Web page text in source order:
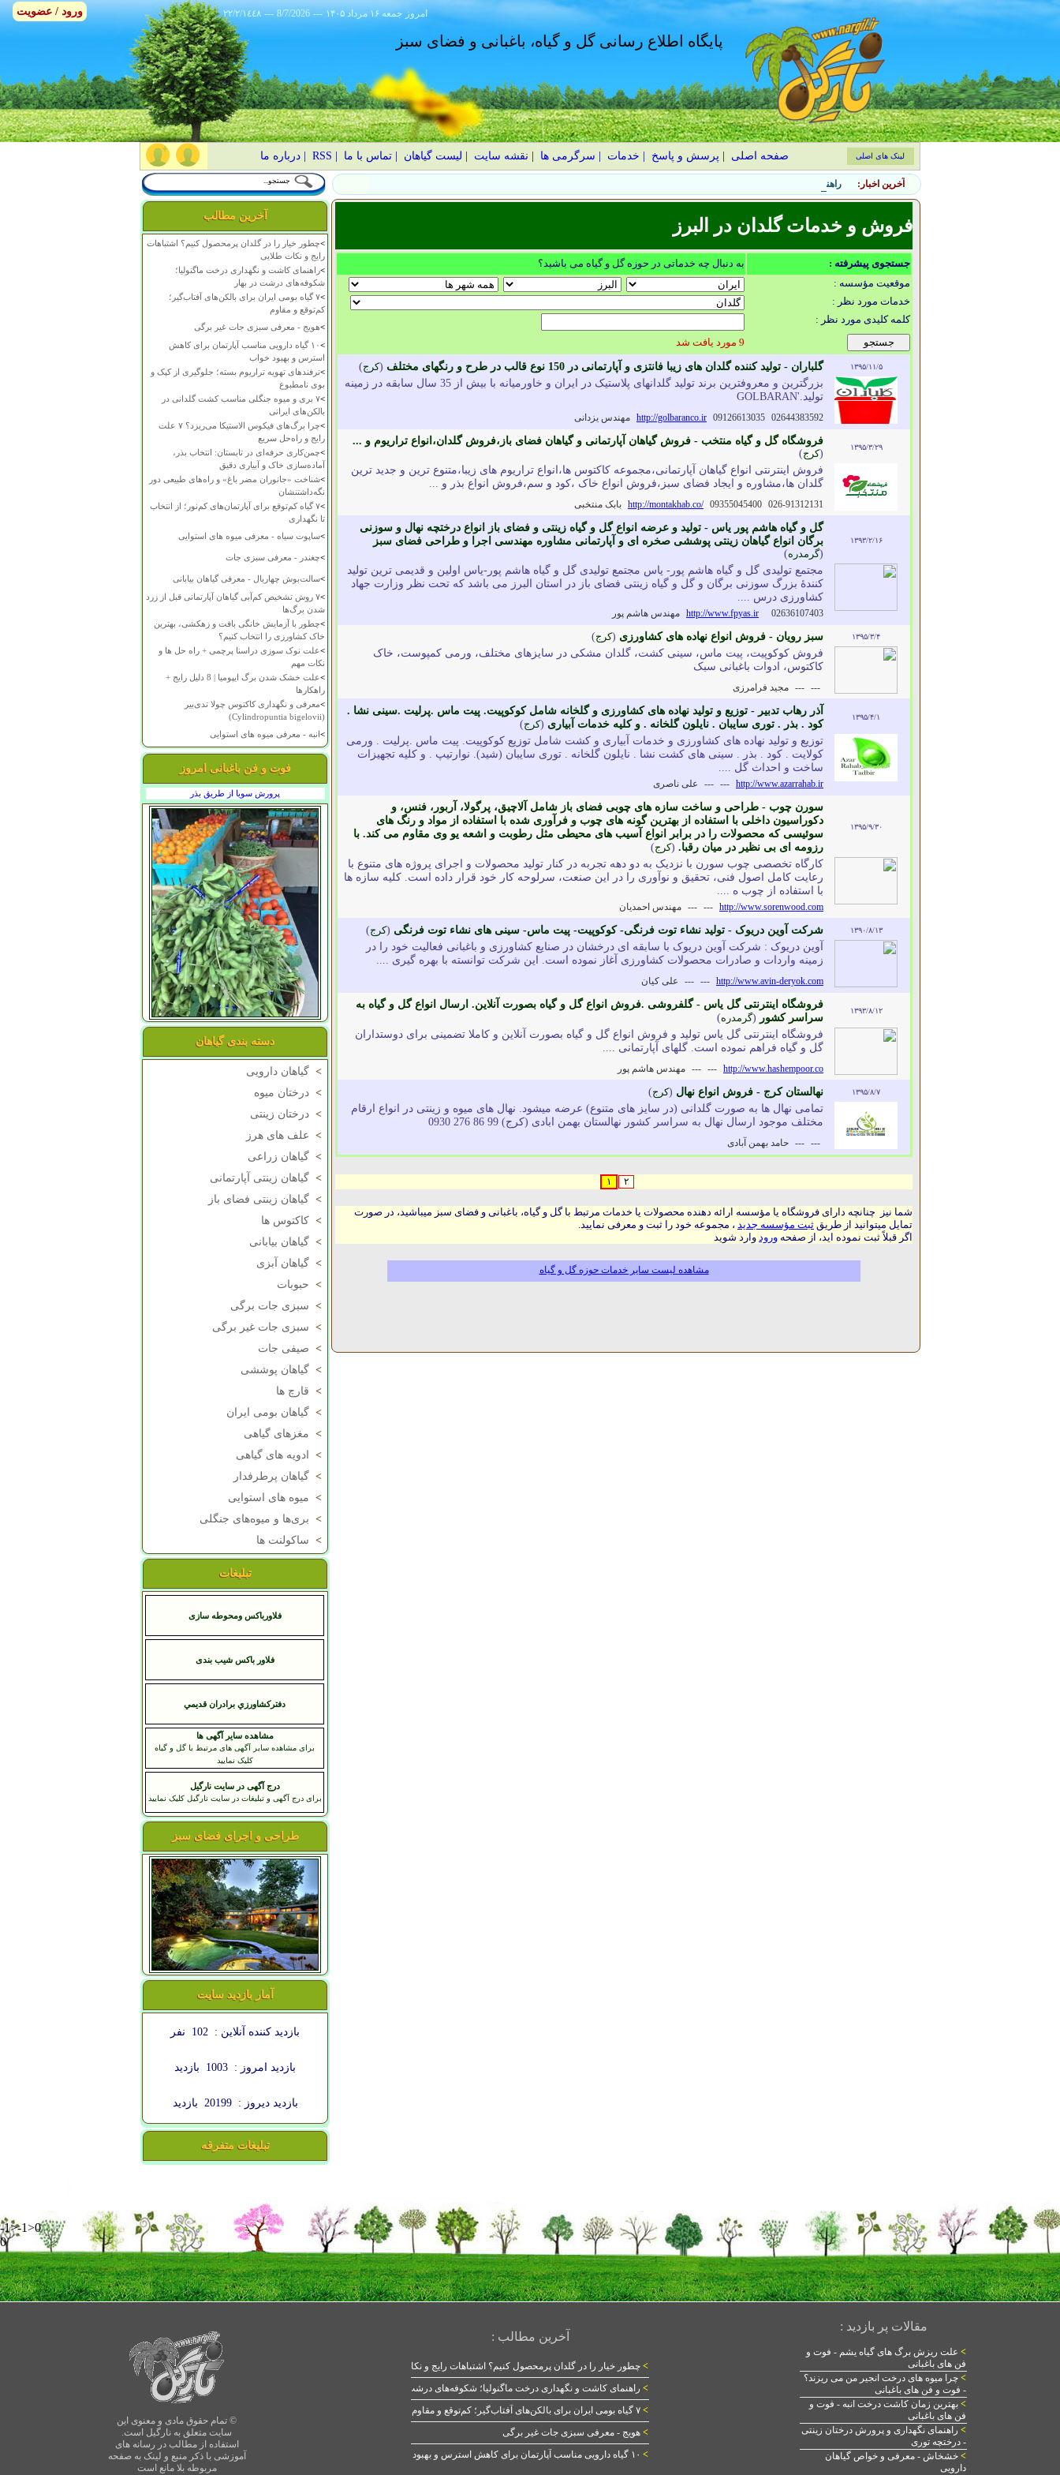
٢٢/٢/١٤٤٨ --- 8/7/2026 --- ۱۴۰۵ جمعه ۱۶ مرداد امروز
پایگاه اطلاع رسانی گل و گیاه، باغبانی و فضای سبز
صفحه اصلی پرسش و پاسخ خدمات سرگرمی ها نقشه سایت لیست گیاهان |تماس با ما RSS
|درباره ما لینک های اصلی
آخرین اخبار: راهنمای کاشت و نگهداری درخت ماگنولیا؛ شکوفه‌های درشت در بهار
آخرین مطالب
>چطور خیار را در گلدان پرمحصول کنیم؟ اشتباهات
رایج و نکات طلایی
>راهنمای کاشت و نگهداری درخت ماگنولیا؛
شکوفه‌های درشت در بهار
>
۷ گیاه بومی ایران برای بالکن‌های آفتاب‌گیر؛
کم‌توقع و مقاوم
>هویج - معرفی سبزی جات غیر برگی
>
۱۰ گیاه دارویی مناسب آپارتمان برای کاهش
استرس و بهبود خواب
>ترفندهای تهویه تراریوم بسته؛ جلوگیری از کپک و
بوی نامطبوع
>
۷ بری و میوه جنگلی مناسب کشت گلدانی در
بالکن‌های ایرانی
>
چرا برگ‌های فیکوس الاستیکا می‌ریزد؟ ۷ علت
رایج و راه‌حل سریع
>چمن‌کاری حرفه‌ای در تابستان: انتخاب بذر،
آماده‌سازی خاک و آبیاری دقیق
>شناخت «جانوران مضر باغ» و راه‌های طبیعی دور
نگه‌داشتنشان
>
۷ گیاه کم‌توقع برای آپارتمان‌های کم‌نور؛ از انتخاب
تا نگهداری
>ساپوت سیاه - معرفی میوه های استوایی
>چغندر - معرفی سبزی جات
>سالت‌بوش چهاربال - معرفی گیاهان بیابانی
>
۷ روش تشخیص کم‌آبی گیاهان آپارتمانی قبل از زرد
شدن برگ‌ها
>چطور با آزمایش خانگی بافت و زهکشی، بهترین
خاک کشاورزی را انتخاب کنیم؟
>علت نوک سوزی دراسنا پرچمی + راه حل ها و
نکات مهم
>
علت خشک شدن برگ ایپومیا | 8 دلیل رایج +
راهکارها
>معرفی و نگهداری کاکتوس چولا تدی‌بیر
(Cylindropuntia bigelovii)
>انبه - معرفی میوه های استوایی
فوت و فن باغبانی امروز
پرورش سویا از طریق بذر
دسته بندی گیاهان
> گیاهان دارویی
> درختان میوه
> درختان زینتی
> علف های هرز
> گیاهان زراعی
> گیاهان زینتی آپارتمانی
> گیاهان زینتی فضای باز
> کاکتوس ها
> گیاهان بیابانی
> گیاهان آبزی
> حبوبات
> سبزی جات برگی
> سبزی جات غیر برگی
> صیفی جات
> گیاهان پوششی
> قارچ ها
> گیاهان بومی ایران
> مغزهای گیاهی
>
ادویه های گیاهی
> گیاهان پرطرفدار
> میوه های استوایی
> بری‌ها و میوه‌های جنگلی
> ساکولنت ها
تبلیغات
فلاورباکس ومحوطه سازی
فلاور باکس شیب بندی
دفترکشاورزي برادران قديمي
مشاهده سایر آگهی ها
برای مشاهده سایر آگهی های مرتبط با گل و گیاه
کلیک نمایید
درج آگهی در سایت نارگیل
برای درج آگهی و تبلیغات در سایت نارگیل کلیک نمایید
طراحی و اجرای فضای سبز
آمار بازدید سایت
بازدید کننده آنلاین : 102 نفر
بازدید امروز : 1003 بازدید
بازدید دیروز : 20199 بازدید
تبلیغات متفرقه
فروش و خدمات گلدان در البرز
جستجوی پیشرفته :
به دنبال چه خدماتی در حوزه گل و گیاه می باشید؟
موقعیت مؤسسه :
خدمات مورد نظر :
کلمه کلیدی مورد نظر :
9 مورد یافت شد
۱۳۹۵/۱۱/۵ گلباران - تولید کننده گلدان های زیبا فانتزی و آپارتمانی در 150 نوع قالب در طرح و رنگهای مختلف (کرج)
بزرگترین و معروفترین برند تولید گلدانهای پلاستیک در ایران و خاورمیانه با بیش از 35 سال سابقه در زمینه
تولید.'GOLBARAN
http://golbaranco.ir 09126613035 02644383592 مهندس یزدانی
۱۳۹۵/۳/۲۹
فروشگاه گل و گیاه منتخب - فروش گیاهان آپارتمانی و گیاهان فضای باز،فروش گلدان،انواع تراریوم و ...
(کرج)
فروش اینترنتی انواع گیاهان آپارتمانی،مجموعه کاکتوس ها،انواع تراریوم های زیبا،متنوع ترین و جدید ترین
گلدان ها،مشاوره و ایجاد فضای سبز،فروش انواع خاک ،کود و سم،فروش انواع بذر و ...
http://montakhab.co/ 09355045400 026-91312131 بابک منتخبی
۱۳۹۳/۲/۱۶
گل و گیاه هاشم پور یاس - تولید و عرضه انواع گل و گیاه زینتی و فضای باز انواع درختچه نهال و سوزنی
برگان انواع گیاهان زینتی پوششی صخره ای و آپارتمانی مشاوره مهندسی اجرا و طراحی فضای سبز
(گرمدره)
مجتمع تولیدی گل و گیاه هاشم پور- یاس مجتمع تولیدی گل و گیاه هاشم پور-یاس اولین و قدیمی ترین تولید
کنندۀ بزرگ سوزنی برگان و گل و گیاه زینتی فضای باز در استان البرز می باشد که تحت نظر وزارت جهاد
کشاورزی درس ....
http://www.fpyas.ir 02636107403 مهندس هاشم پور
۱۳۹۵/۳/۴ سبز رویان - فروش انواع نهاده های کشاورزی (کرج)
فروش کوکوپیت، پیت ماس، سینی کشت، گلدان مشکی در سایزهای مختلف، ورمی کمپوست، خاک
کاکتوس، ادوات باغبانی سبک
---
--- مجید فرامرزی
۱۳۹۵/۴/۱
آذر رهاب تدبیر - توزیع و تولید نهاده های کشاورزی و گلخانه شامل کوکوپیت. پیت ماس .پرلیت .سینی نشا .
کود . بذر . توری سایبان . نایلون گلخانه . و کلیه خدمات آبیاری (کرج)
توزیع و تولید نهاده های کشاورزی و خدمات آبیاری و کشت شامل توزیع کوکوپیت. پیت ماس .پرلیت . ورمی
کولایت . کود . بذر . سینی های کشت نشا . نایلون گلخانه . توری سایبان (شید). نوارتیپ . و کلیه تجهیزات
ساخت و احداث گل ....
http://www.azarrahab.ir
---
--- علی ناصری
۱۳۹۵/۹/۳۰
سورن چوب - طراحی و ساخت سازه های چوبی فضای باز شامل آلاچیق، پرگولا، آربور، فنس، و
دکوراسیون داخلی با استفاده از بهترین گونه های چوب و فرآوری شده با استفاده از مواد و رنگ های
سوئیسی که محصولات را در برابر انواع آسیب های محیطی مثل رطوبت و اشعه یو وی مقاوم می کند. با
رزومه ای بی نظیر در میان رقبا. (کرج)
کارگاه تخصصی چوب سورن با نزدیک به دو دهه تجربه در کنار تولید محصولات و اجرای پروژه های متنوع با
رعایت کامل اصول فنی، تحقیق و نوآوری را در این صنعت، سرلوحه کار خود قرار داده است. کلیه سازه ها
با استفاده از چوب ه ....
http://www.sorenwood.com
---
--- مهندس احمدیان
۱۳۹۰/۸/۱۳ شرکت آوین دریوک - تولید نشاء توت فرنگی- کوکوپیت- پیت ماس- سینی های نشاء توت فرنگی (کرج)
آوین دریوک : شرکت آوين دريوک با سابقه ای درخشان در صنايع کشاورزی و باغبانی فعاليت خود را در
زمينه واردات و صادرات محصولات کشاورزی آغاز نموده است. اين شرکت توانسته با بهره گيری ....
http://www.avin-deryok.com
---
--- علی کیان
۱۳۹۳/۸/۱۲
فروشگاه اینترنتی گل یاس - گلفروشی .فروش انواع گل و گیاه بصورت آنلاین. ارسال انواع گل و گیاه به
سراسر کشور (گرمدره)
فروشگاه اینترنتی گل یاس تولید و فروش انواع گل و گیاه بصورت آنلاین و کاملا تضمینی برای دوستداران
گل و گیاه فراهم نموده است. گلهای آپارتمانی ....
http://www.hashempoor.co
---
--- مهندس هاشم پور
۱۳۹۵/۸/۷ نهالستان کرج - فروش انواع نهال (کرج)
تمامی نهال ها به صورت گلدانی (در سایز های متنوع) عرضه میشود. نهال های میوه و زینتی در انواع ارقام
مختلف موجود ارسال نهال به سراسر کشور نهالستان بهمن ابادی (کرج) 99 86 276 0930
---
--- حامد بهمن آبادی
۱ ۲
شما نیز چنانچه دارای فروشگاه یا مؤسسه ارائه دهنده محصولات یا خدمات مرتبط با گل و گیاه، باغبانی و فضای سبز میباشید، در صورت
تمایل میتوانید از طریق ثبت مؤسسه جدید ، مجموعه خود را ثبت و معرفی نمایید.
اگر قبلاً ثبت نموده اید، از صفحه ورود وارد شوید
مشاهده لیست سایر خدمات حوزه گل و گیاه
-1>-1>0
0
© تمام حقوق مادی و معنوی این
سایت متعلق به نارگیل است.
استفاده از مطالب در رسانه های
آموزشی با ذکر منبع و لینک به صفحه
مربوطه بلا مانع است
آخرین مطالب :
> چطور خیار را در گلدان پرمحصول کنیم؟ اشتباهات رایج و نکات طلایی
> راهنمای کاشت و نگهداری درخت ماگنولیا؛ شکوفه‌های درشت در بهار
> ۷ گیاه بومی ایران برای بالکن‌های آفتاب‌گیر؛ کم‌توقع و مقاوم
> هویج - معرفی سبزی جات غیر برگی
> ۱۰ گیاه دارویی مناسب آپارتمان برای کاهش استرس و بهبود خواب
مقالات پر بازدید :
> علت ریزش برگ های گیاه یشم - فوت و
فن های باغبانی
> چرا میوه های درخت انجیر من می ریزند؟
- فوت و فن های باغبانی
> بهترین زمان کاشت درخت انبه - فوت و
فن های باغبانی
> راهنمای نگهداری و پرورش درختان زینتی
- درختچه توری
> خشخاش - معرفی و خواص گیاهان
دارویی
ورود / عضویت